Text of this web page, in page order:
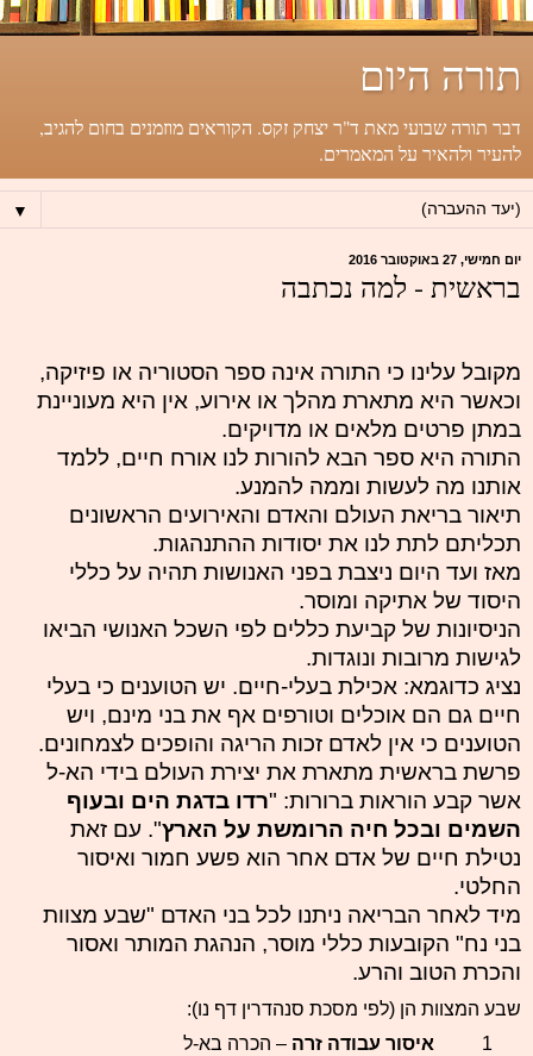
תורה היום
דבר תורה שבועי מאת ד"ר יצחק זקס. הקוראים מוזמנים בחום להגיב,
להעיר ולהאיר על המאמרים.
▼
יום חמישי, 27 באוקטובר 2016
בראשית - למה נכתבה
מקובל עלינו כי התורה אינה ספר הסטוריה או פיזיקה,
וכאשר היא מתארת מהלך או אירוע, אין היא מעוניינת
במתן פרטים מלאים או מדויקים.
התורה היא ספר הבא להורות לנו אורח חיים, ללמד
אותנו מה לעשות וממה להמנע.
תיאור בריאת העולם והאדם והאירועים הראשונים
תכליתם לתת לנו את יסודות ההתנהגות.
מאז ועד היום ניצבת בפני האנושות תהיה על כללי
היסוד של אתיקה ומוסר.
הניסיונות של קביעת כללים לפי השכל האנושי הביאו
לגישות מרובות ונוגדות.
נציג כדוגמא: אכילת בעלי-חיים. יש הטוענים כי בעלי
חיים גם הם אוכלים וטורפים אף את בני מינם, ויש
הטוענים כי אין לאדם זכות הריגה והופכים לצמחונים.
פרשת בראשית מתארת את יצירת העולם בידי הא-ל
אשר קבע הוראות ברורות: "רדו בדגת הים ובעוף
השמים ובכל חיה הרומשת על הארץ". עם זאת
נטילת חיים של אדם אחר הוא פשע חמור ואיסור
החלטי.
מיד לאחר הבריאה ניתנו לכל בני האדם "שבע מצוות
בני נח" הקובעות כללי מוסר, הנהגת המותר ואסור
והכרת הטוב והרע.
שבע המצוות הן (לפי מסכת סנהדרין דף נו):
1
איסור עבודה זרה – הכרה בא-ל